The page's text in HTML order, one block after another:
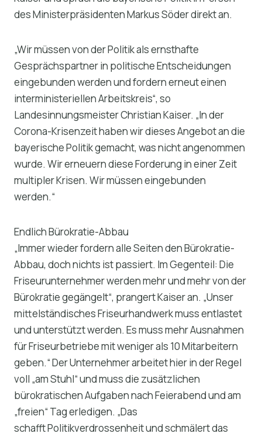
des Ministerpräsidenten Markus Söder direkt an.
„Wir müssen von der Politik als ernsthafte
Gesprächspartner in politische Entscheidungen
eingebunden werden und fordern erneut einen
interministeriellen Arbeitskreis“, so
Landesinnungsmeister Christian Kaiser. „In der
Corona-Krisenzeit haben wir dieses Angebot an die
bayerische Politik gemacht, was nicht angenommen
wurde. Wir erneuern diese Forderung in einer Zeit
multipler Krisen. Wir müssen eingebunden
werden.“
Endlich Bürokratie-Abbau
„Immer wieder fordern alle Seiten den Bürokratie-
Abbau, doch nichts ist passiert. Im Gegenteil: Die
Friseurunternehmer werden mehr und mehr von der
Bürokratie gegängelt“, prangert Kaiser an. „Unser
mittelständisches Friseurhandwerk muss entlastet
und unterstützt werden. Es muss mehr Ausnahmen
für Friseurbetriebe mit weniger als 10 Mitarbeitern
geben.“ Der Unternehmer arbeitet hier in der Regel
voll „am Stuhl“ und muss die zusätzlichen
bürokratischen Aufgaben nach Feierabend und am
„freien“ Tag erledigen. „Das
schafft Politikverdrossenheit und schmälert das